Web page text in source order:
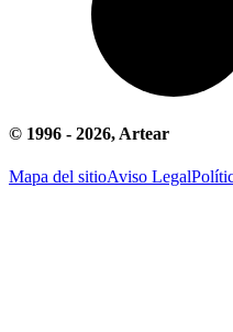
© 1996 - 2026, Artear
Mapa del sitioAviso Legal